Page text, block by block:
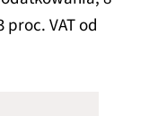
VAT od